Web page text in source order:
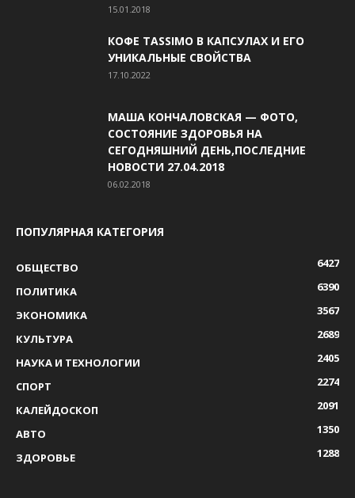
15.01.2018
КОФЕ TASSIMO В КАПСУЛАХ И ЕГО
УНИКАЛЬНЫЕ СВОЙСТВА
17.10.2022
МАША КОНЧАЛОВСКАЯ — ФОТО,
СОСТОЯНИЕ ЗДОРОВЬЯ НА
СЕГОДНЯШНИЙ ДЕНЬ,ПОСЛЕДНИЕ
НОВОСТИ 27.04.2018
06.02.2018
ПОПУЛЯРНАЯ КАТЕГОРИЯ
ОБЩЕСТВО
6427
ПОЛИТИКА
6390
ЭКОНОМИКА
3567
КУЛЬТУРА
2689
НАУКА И ТЕХНОЛОГИИ
2405
СПОРТ
2274
КАЛЕЙДОСКОП
2091
АВТО
1350
ЗДОРОВЬЕ
1288